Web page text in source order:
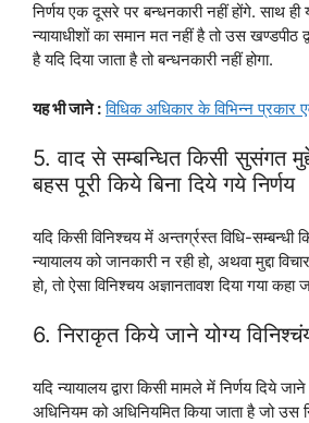
निर्णय एक दूसरे पर बन्धनकारी नहीं होंगे. साथ ही
न्यायाधीशों का समान मत नहीं है तो उस खण्डपीठ
है यदि दिया जाता है तो बन्धनकारी नहीं होगा.
यह भी जाने : विधिक अधिकार के विभिन्न प्रकार
5. वाद से सम्बन्धित किसी सुसंगत
बहस पूरी किये बिना दिये गये निर्णय
यदि किसी विनिश्चय में अन्तर्ग्रस्त विधि-सम्बन्धी
न्यायालय को जानकारी न रही हो, अथवा मुद्दा
हो, तो ऐसा विनिश्चय अज्ञानतावश दिया गया कहा
6. निराकृत किये जाने योग्य
यदि न्यायालय द्वारा किसी मामले में निर्णय दिये
अधिनियम को अधिनियमित किया जाता है जो उस